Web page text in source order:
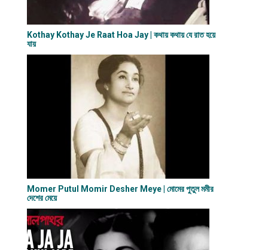
Kothay Kothay Je Raat Hoa Jay | কথায় কথায় যে রাত হয়ে
যায়
Momer Putul Momir Desher Meye | মোমের পুতুল মমীর
দেশের মেয়ে